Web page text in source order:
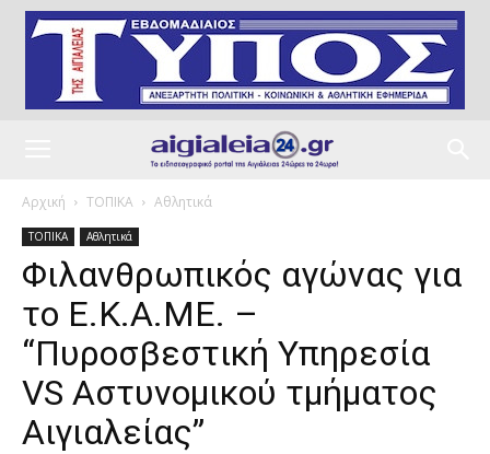
Αρχική ΤΟΠΙΚΑ Αθλητικά
ΤΟΠΙΚΑ Αθλητικά
Φιλανθρωπικός αγώνας για
το Ε.Κ.Α.ΜΕ. –
“Πυροσβεστική Υπηρεσία
VS Αστυνομικού τμήματος
Αιγιαλείας”